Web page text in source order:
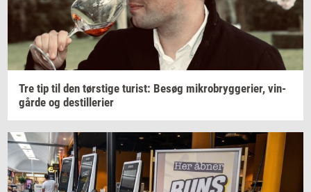
Tre tip til den tørsti­ge turist: Besøg mi­kro­bryg­ge­ri­er, vin­
går­de og destil­le­ri­er